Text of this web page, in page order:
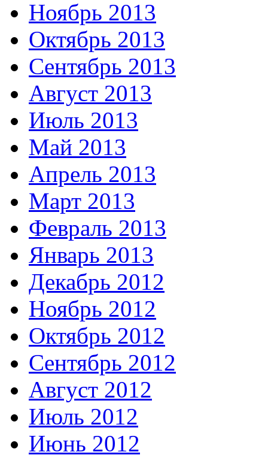
Ноябрь 2013
Октябрь 2013
Сентябрь 2013
Август 2013
Июль 2013
Май 2013
Апрель 2013
Март 2013
Февраль 2013
Январь 2013
Декабрь 2012
Ноябрь 2012
Октябрь 2012
Сентябрь 2012
Август 2012
Июль 2012
Июнь 2012